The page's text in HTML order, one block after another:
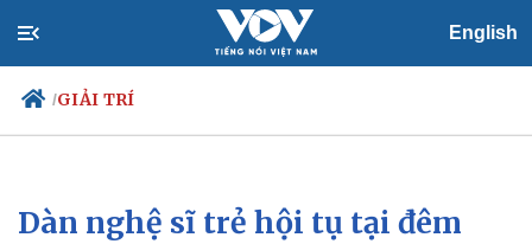
English
/GIẢI TRÍ
Chính trị
Xã hội
Dàn nghệ sĩ trẻ hội tụ tại đêm